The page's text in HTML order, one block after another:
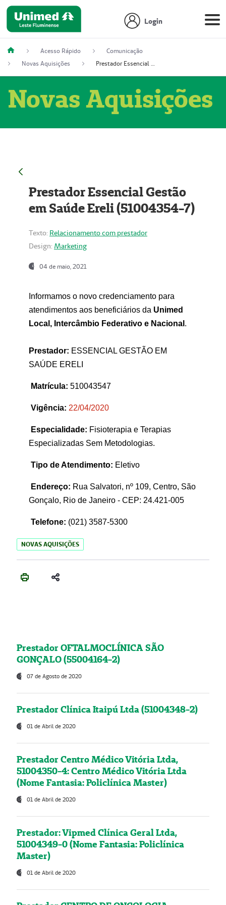
Login
Acesso Rápido
Comunicação
Novas Aquisições
Prestador Essencial Gestão em Saúde Ereli (51004354-7)
Novas Aquisições
Prestador Essencial Gestão
em Saúde Ereli (51004354-7)
Texto: Relacionamento com prestador
Design: Marketing
04 de maio, 2021
Informamos o novo credenciamento para
atendimentos aos beneficiários da Unimed
Local, Intercâmbio Federativo e Nacional .
Prestador: ESSENCIAL GESTÃO EM
SAÚDE ERELI
Matrícula: 510043547
Vigência: 22/04/2020
Especialidade: Fisioterapia e Terapias
Especializadas Sem Metodologias.
Tipo de Atendimento: Eletivo
Endereço: Rua Salvatori, nº 109, Centro, São
Gonçalo, Rio de Janeiro - CEP: 24.421-005
Telefone: (021) 3587-5300
NOVAS AQUISIÇÕES
Prestador OFTALMOCLÍNICA SÃO
GONÇALO (55004164-2)
07 de Agosto de 2020
Prestador Clínica Itaipú Ltda (51004348-2)
01 de Abril de 2020
Prestador Centro Médico Vitória Ltda,
51004350-4: Centro Médico Vitória Ltda
(Nome Fantasia: Policlínica Master)
01 de Abril de 2020
Prestador: Vipmed Clínica Geral Ltda,
51004349-0 (Nome Fantasia: Policlínica
Master)
01 de Abril de 2020